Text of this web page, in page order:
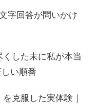
字回答が問いかけ
した末に私が本当
い順番
克服した実体験｜